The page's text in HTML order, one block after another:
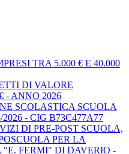
TRA 5.000 € E 40.000
DI VALORE
- ANNO 2026
SCOLASTICA SCUOLA
- CIG B73C477A77
DI PRE-POST SCUOLA,
PER LA
"E. FERMI" DI DAVERIO -